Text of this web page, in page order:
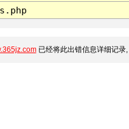
已经将此出错信息详细记录